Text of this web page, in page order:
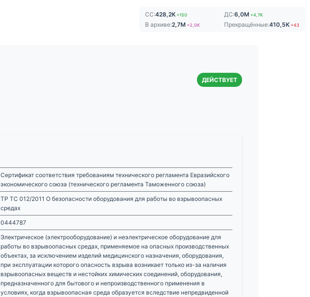
СС:428,2K+150 ДС:6,0M +4,7K
В архиве:2,7M +2,0K Прекращённые:410,5K +43
ДЕЙСТВУЕТ
Сертификат соответствия требованиям технического регламента Евразийского
экономического союза (технического регламента Таможенного союза)
ТР ТС 012/2011 О безопасности оборудования для работы во взрывоопасных
средах
0444787
Электрическое (электрооборудование) и неэлектрическое оборудование для
работы во взрывоопасных средах, применяемое на опасных производственных
объектах, за исключением изделий медицинского назначения, оборудования,
при эксплуатации которого опасность взрыва возникает только из-за наличия
взрывоопасных веществ и нестойких химических соединений, оборудования,
предназначенного для бытового и непроизводственного применения в
условиях, когда взрывоопасная среда образуется вследствие непредвиденной